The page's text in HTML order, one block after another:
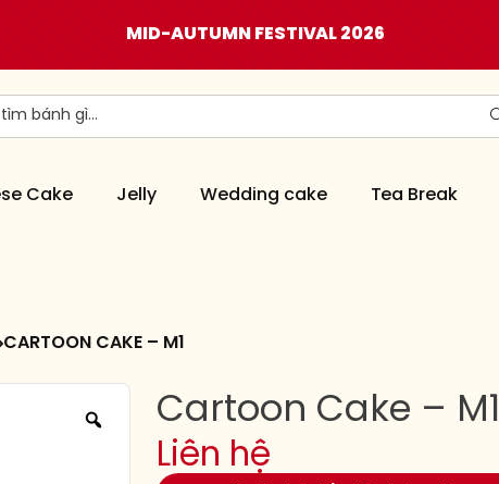
MID-AUTUMN FESTIVAL 2026
Cake Jelly Wedding cake Tea Break
CARTOON CAKE – M1
Cartoon Cake – M1
Liên hệ